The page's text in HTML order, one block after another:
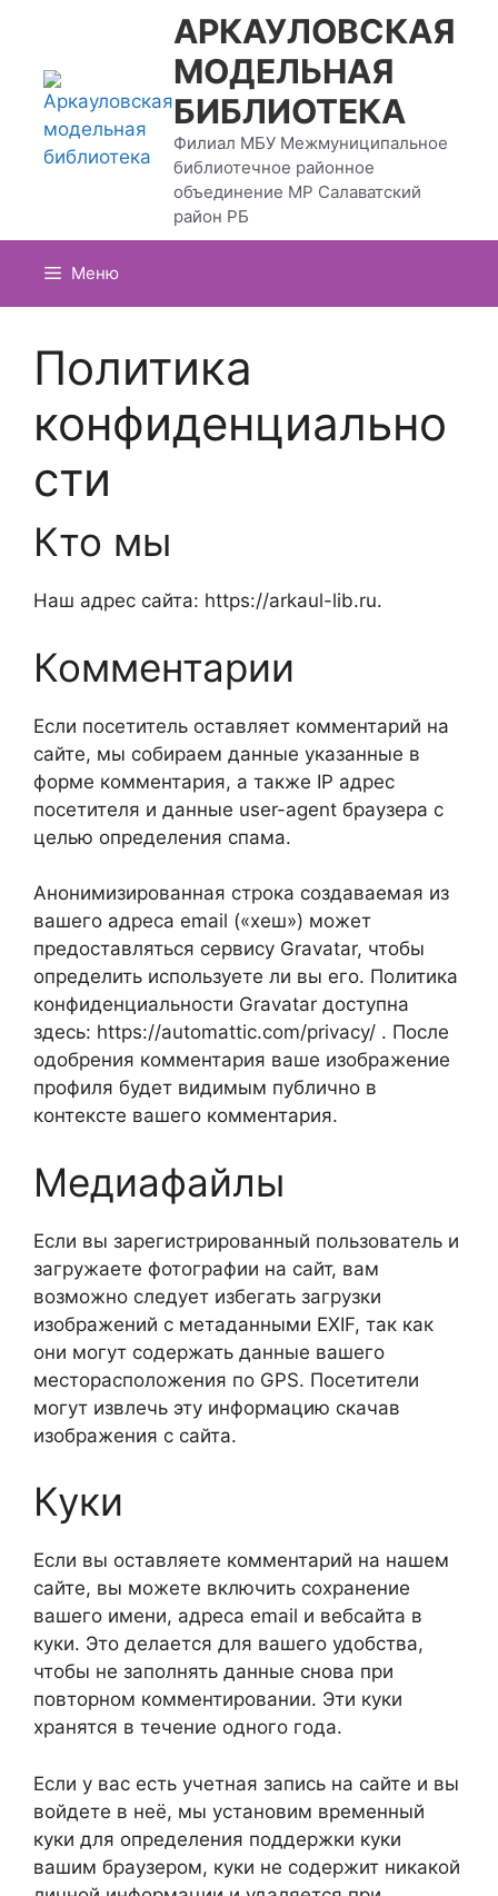
содержимому
АРКАУЛОВСКАЯ
МОДЕЛЬНАЯ
БИБЛИОТЕКА
Филиал МБУ Межмуниципальное
библиотечное районное
объединение МР Салаватский
район РБ
Меню
Политика
конфиденциально
сти
Кто мы
Наш адрес сайта: https://arkaul-lib.ru.
Комментарии
Если посетитель оставляет комментарий на
сайте, мы собираем данные указанные в
форме комментария, а также IP адрес
посетителя и данные user-agent браузера с
целью определения спама.
Анонимизированная строка создаваемая из
вашего адреса email («хеш») может
предоставляться сервису Gravatar, чтобы
определить используете ли вы его. Политика
конфиденциальности Gravatar доступна
здесь: https://automattic.com/privacy/ . После
одобрения комментария ваше изображение
профиля будет видимым публично в
контексте вашего комментария.
Медиафайлы
Если вы зарегистрированный пользователь и
загружаете фотографии на сайт, вам
возможно следует избегать загрузки
изображений с метаданными EXIF, так как
они могут содержать данные вашего
месторасположения по GPS. Посетители
могут извлечь эту информацию скачав
изображения с сайта.
Куки
Если вы оставляете комментарий на нашем
сайте, вы можете включить сохранение
вашего имени, адреса email и вебсайта в
куки. Это делается для вашего удобства,
чтобы не заполнять данные снова при
повторном комментировании. Эти куки
хранятся в течение одного года.
Если у вас есть учетная запись на сайте и вы
войдете в неё, мы установим временный
куки для определения поддержки куки
вашим браузером, куки не содержит никакой